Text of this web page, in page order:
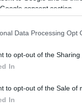
consent section.
Data Processing Opt
to opt-out of the Sharing
In
to opt-out of the Sale of
In